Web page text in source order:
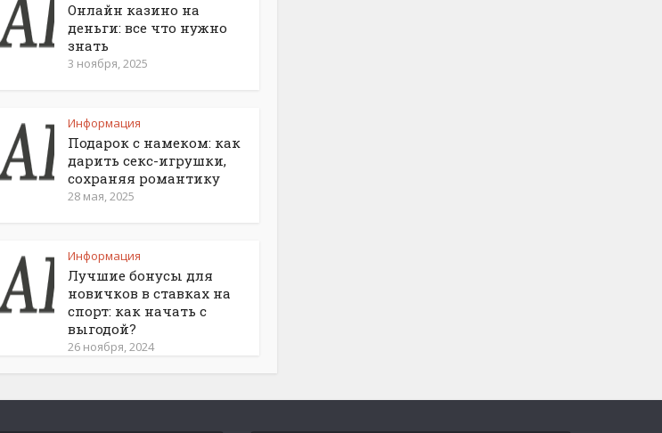
Онлайн казино на
деньги: все что нужно
знать
3 ноября, 2025
Информация
Подарок с намеком: как
дарить секс-игрушки,
сохраняя романтику
28 мая, 2025
Информация
Лучшие бонусы для
новичков в ставках на
спорт: как начать с
выгодой?
26 ноября, 2024